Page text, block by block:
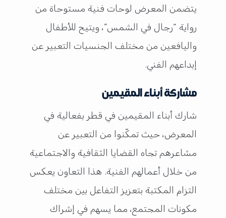
يتضمن المعرض لوحات فنية مستوحاة من
رواية “رجال في الشمس”، ويتيح للأطفال
واليافعين من مختلف الجنسيات التعبير عن
إبداعهم الفني.
مشاركة أبناء المقيمين
شارك أبناء المقيمين في قطر بفعالية في
المعرض، حيث تمكّنوا من التعبير عن
مشاعرهم تجاه القضايا الثقافية والاجتماعية
من خلال أعمالهم الفنية. هذا التعاون يعكس
التزام المكتبة بتعزيز التفاعل بين مختلف
مكونات المجتمع، مما يسهم في إشراك